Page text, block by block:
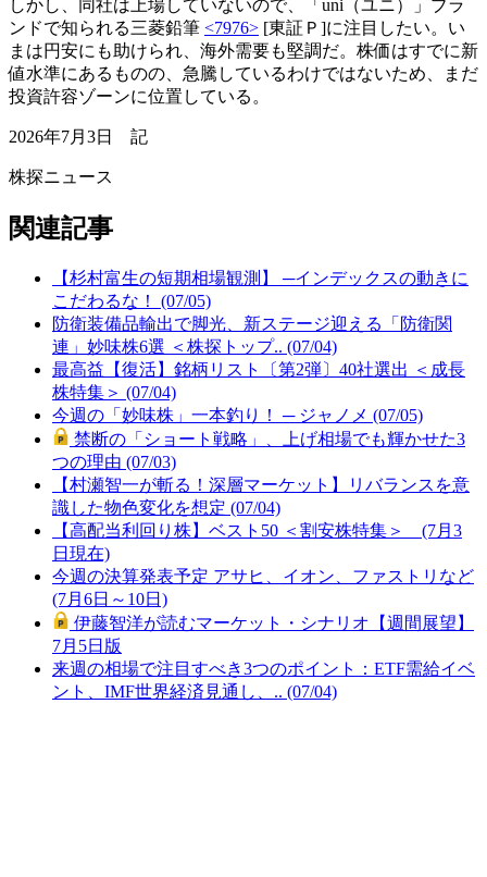
しかし、同社は上場していないので、「uni（ユニ）」ブラ
ンドで知られる三菱鉛筆 <7976> [東証Ｐ]に注目したい。い
まは円安にも助けられ、海外需要も堅調だ。株価はすでに新
値水準にあるものの、急騰しているわけではないため、まだ
投資許容ゾーンに位置している。
2026年7月3日 記
株探ニュース
関連記事
【杉村富生の短期相場観測】 ─インデックスの動きに
こだわるな！ (07/05)
防衛装備品輸出で脚光、新ステージ迎える「防衛関
連」妙味株6選 ＜株探トップ.. (07/04)
最高益【復活】銘柄リスト〔第2弾〕40社選出 ＜成長
株特集＞ (07/04)
今週の「妙味株」一本釣り！ ─ ジャノメ (07/05)
禁断の「ショート戦略」、上げ相場でも輝かせた3
つの理由 (07/03)
【村瀬智一が斬る！深層マーケット】リバランスを意
識した物色変化を想定 (07/04)
【高配当利回り株】ベスト50 ＜割安株特集＞ (7月3
日現在)
今週の決算発表予定 アサヒ、イオン、ファストリなど
(7月6日～10日)
伊藤智洋が読むマーケット・シナリオ【週間展望】
7月5日版
来週の相場で注目すべき3つのポイント：ETF需給イベ
ント、IMF世界経済見通し、.. (07/04)